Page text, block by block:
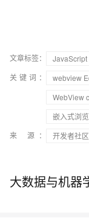
文章标签： JavaScript
关键词：
webview
WebView
嵌入式浏
来 源：
开发者社区
大数据与机器